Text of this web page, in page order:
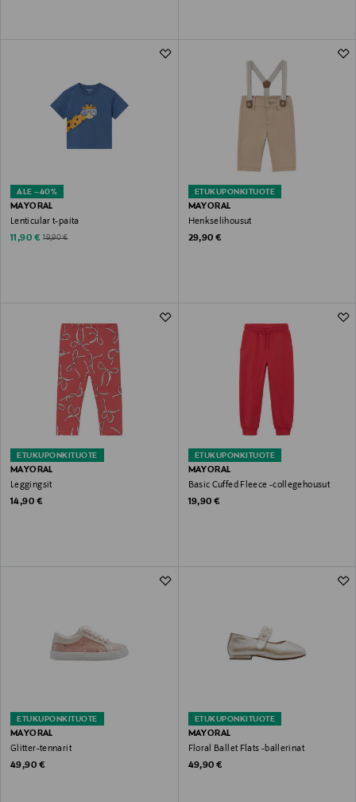
ALE –40%
MAYORAL
Lenticular t-paita
Discounted Price
11,90 € Original Price
19,90 €
ETUKUPONKITUOTE
MAYORAL
Henkselihousut
Original Price
29,90 €
ETUKUPONKITUOTE
MAYORAL
Leggingsit
Original Price
14,90 €
ETUKUPONKITUOTE
MAYORAL
Basic Cuffed Fleece -collegehousut
Original Price
19,90 €
ETUKUPONKITUOTE
MAYORAL
Glitter-tennarit
Original Price
49,90 €
ETUKUPONKITUOTE
MAYORAL
Floral Ballet Flats -ballerinat
Original Price
49,90 €